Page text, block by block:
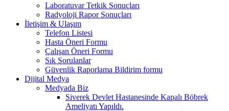
Laboratuvar Tetkik Sonuçları
Radyoloji Rapor Sonuçları
İletişim & Ulaşım
Telefon Listesi
Hasta Öneri Formu
Çalışan Öneri Formu
Sık Sorulanlar
Güvenlik Raporlama Bildirim formu
Dijital Medya
Medyada Biz
Siverek Devlet Hastanesinde Kapalı Böbrek
Ameliyatı Yapıldı.